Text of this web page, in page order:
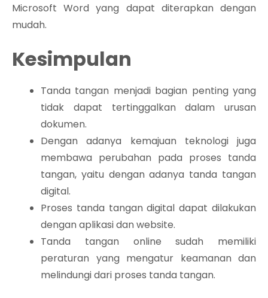
Microsoft Word yang dapat diterapkan dengan
mudah.
Kesimpulan
Tanda tangan menjadi bagian penting yang
tidak dapat tertinggalkan dalam urusan
dokumen.
Dengan adanya kemajuan teknologi juga
membawa perubahan pada proses tanda
tangan, yaitu dengan adanya tanda tangan
digital.
Proses tanda tangan digital dapat dilakukan
dengan aplikasi dan website.
Tanda tangan online sudah memiliki
peraturan yang mengatur keamanan dan
melindungi dari proses tanda tangan.